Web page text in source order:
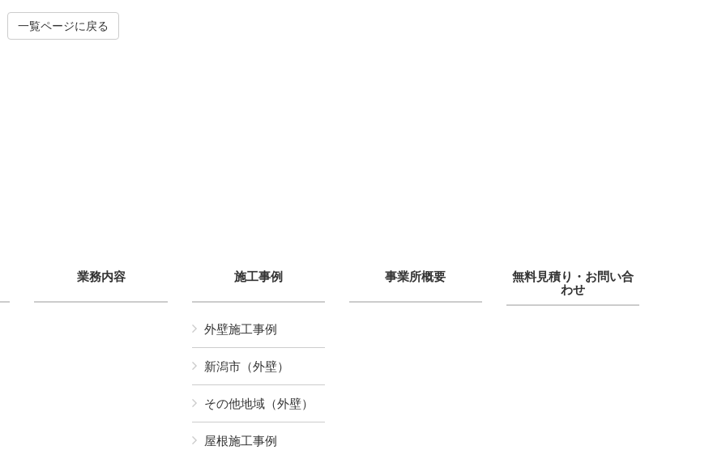
一覧ページに戻る
業務内容 施工事例
外壁施工事例
新潟市（外壁）
その他地域（外壁）
屋根施工事例
事業所概要
無料見積り・お問い合
わせ